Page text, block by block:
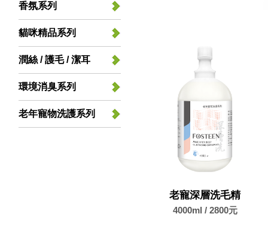
香氛系列
貓咪精品系列
潤絲 / 護毛 / 潔耳
環境消臭系列
老年寵物洗護系列
老寵深層洗毛精
4000ml / 2800元